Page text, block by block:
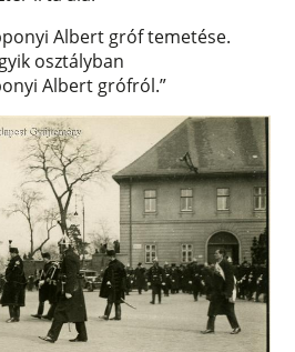
Albert gróf temetése.
osztályban
Albert grófról.”